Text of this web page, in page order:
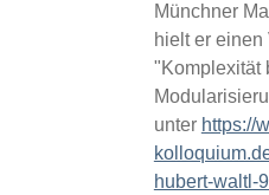
Münchner
hielt er einen
"Komplexität
unter https://
hubert-waltl-